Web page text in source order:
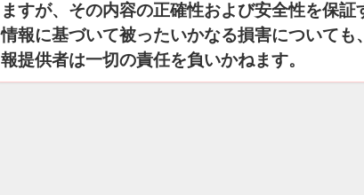
ますが、その内容の正確性および安全性を保
情報に基づいて被ったいかなる損害について
報提供者は一切の責任を負いかねます。